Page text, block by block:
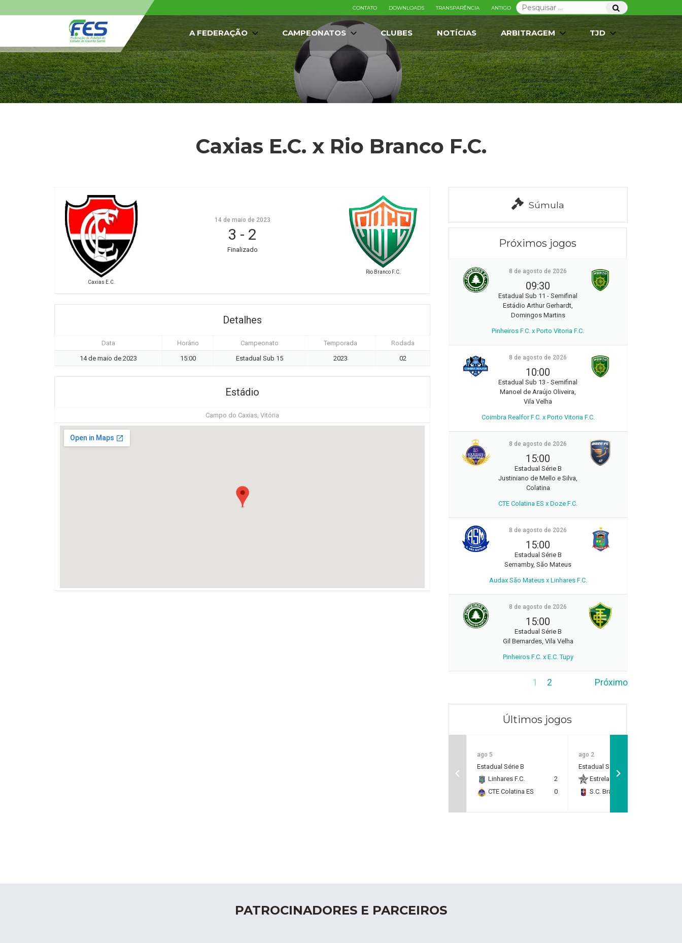
Pesquisar
por:
Pesquisar
CONTATO DOWNLOADS TRANSPARÊNCIA ANTIGO
A FEDERAÇÃO CAMPEONATOS CLUBES NOTÍCIAS ARBITRAGEM TJD
Caxias E.C. x Rio Branco F.C.
Caxias E.C.
Rio Branco F.C.
14 de maio de 2023
3 - 2
Finalizado
Detalhes
Data Horário Campeonato Temporada
Rodada
14 de maio de 2023
15:00 Estadual Sub 15 2023 02
Estádio
Campo do Caxias, Vitória
Súmula
Próximos jogos
8 de agosto de 2026
09:30
Estadual Sub 11 - Semifinal
Estádio Arthur Gerhardt,
Domingos Martins
Pinheiros F.C. x Porto Vitoria F.C.
8 de agosto de 2026
10:00
Estadual Sub 13 - Semifinal
Manoel de Araújo Oliveira,
Vila Velha
Coimbra Realfor F.C. x Porto Vitoria F.C.
8 de agosto de 2026
15:00
Estadual Série B
Justiniano de Mello e Silva,
Colatina
CTE Colatina ES x Doze F.C.
8 de agosto de 2026
15:00
Estadual Série B
Sernamby, São Mateus
Audax São Mateus x Linhares F.C.
8 de agosto de 2026
15:00
Estadual Série B
Gil Bernardes, Vila Velha
Pinheiros F.C. x E.C. Tupy
1 2 Próximo
Últimos jogos
ago 5
Estadual Série B
Linhares F.C.
2
CTE Colatina ES
0
ago 2
Estadual Série B
Estrela do Norte F.C.
S.C. Brasil Capixaba
PATROCINADORES E PARCEIROS